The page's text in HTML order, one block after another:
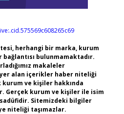
herhangi bir marka, kurum
bulunmamaktadır.
makaleler
alan içerikler haber niteliği
ve kişiler hakkında
Gerçek kurum ve kişiler ile isim
Sitemizdeki bilgiler
niteliği taşımazlar.